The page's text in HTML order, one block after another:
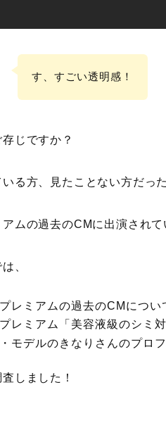
す、すごい透明感！
じですか？
いる方、見たことない方だっ
アムの過去のCMに出演され
、
レミアムの過去のCMについ
レミアム「美容液級のシミ
モデルのきなりさんのプロ
しました！